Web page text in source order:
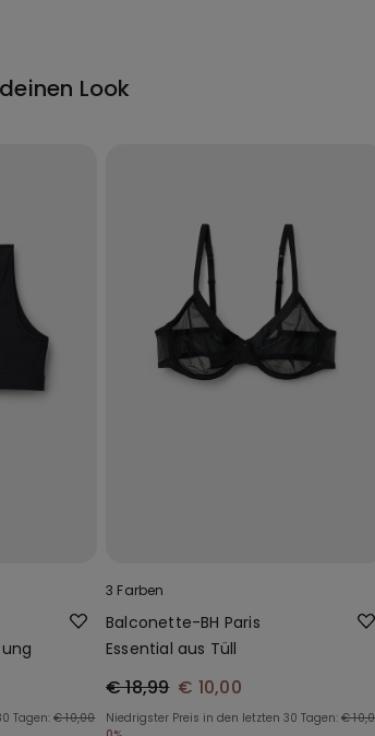
Look
Tagen: € 10,00
3 Farben
Balconette-BH Paris
Essential aus Tüll
€ 18,99 € 10,00
Niedrigster Preis in den letzten 30 Tagen: €